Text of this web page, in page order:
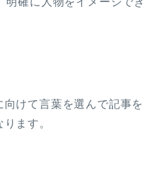
けて言葉を選んで記事を
ます。